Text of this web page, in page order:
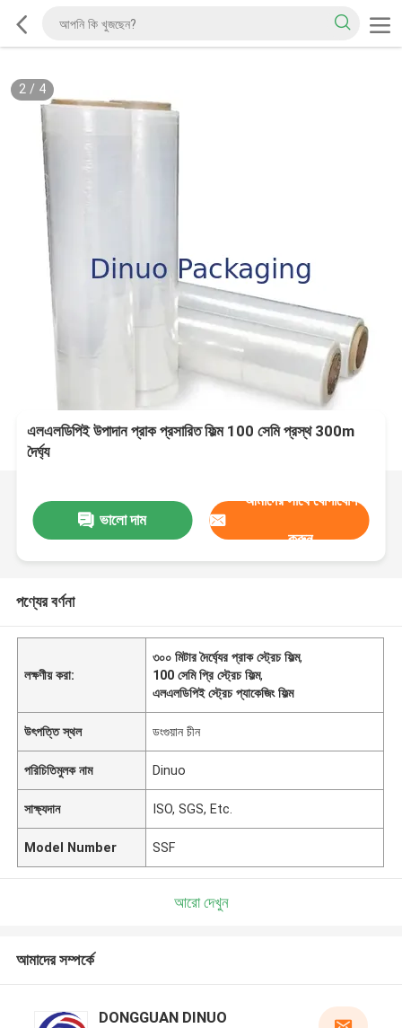
2/ 4
এলএলডিপিই উপাদান প্রাক প্রসারিত ফিল্ম 100 সেমি প্রস্থ 300m
দৈর্ঘ্য
ভালো দাম
আমাদের সাথে যোগাযোগ
করুন
পণ্যের বর্ণনা
লক্ষণীয় করা:
৩০০ মিটার দৈর্ঘ্যের প্রাক স্ট্রেচ ফিল্ম,
100 সেমি প্রি স্ট্রেচ ফিল্ম,
এলএলডিপিই স্ট্রেচ প্যাকেজিং ফিল্ম
উৎপত্তি স্থল ডংগুয়ান চীন
পরিচিতিমুলক নাম Dinuo
সাক্ষ্যদান ISO, SGS, Etc.
Model Number SSF
আরো দেখুন
আমাদের সম্পর্কে
DONGGUAN DINUO